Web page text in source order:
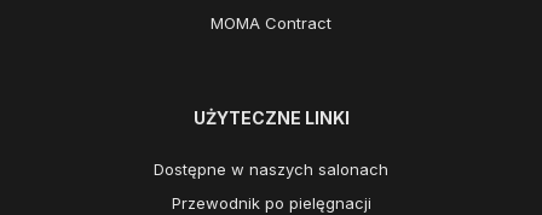
MOMA Contract
UŻYTECZNE LINKI
Dostępne w naszych salonach
Przewodnik po pielęgnacji